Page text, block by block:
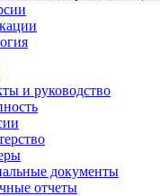
и руководство
документы
отчеты